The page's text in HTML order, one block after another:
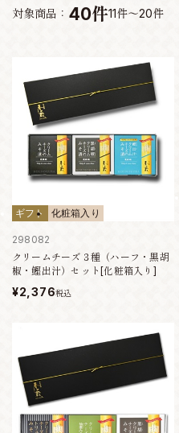
対象商品： 40件11件～20件
ギフト 化粧箱入り
298082
クリームチーズ３種（ハーフ・黒胡
椒・鰹出汁）セット[化粧箱入り]
¥2,376税込